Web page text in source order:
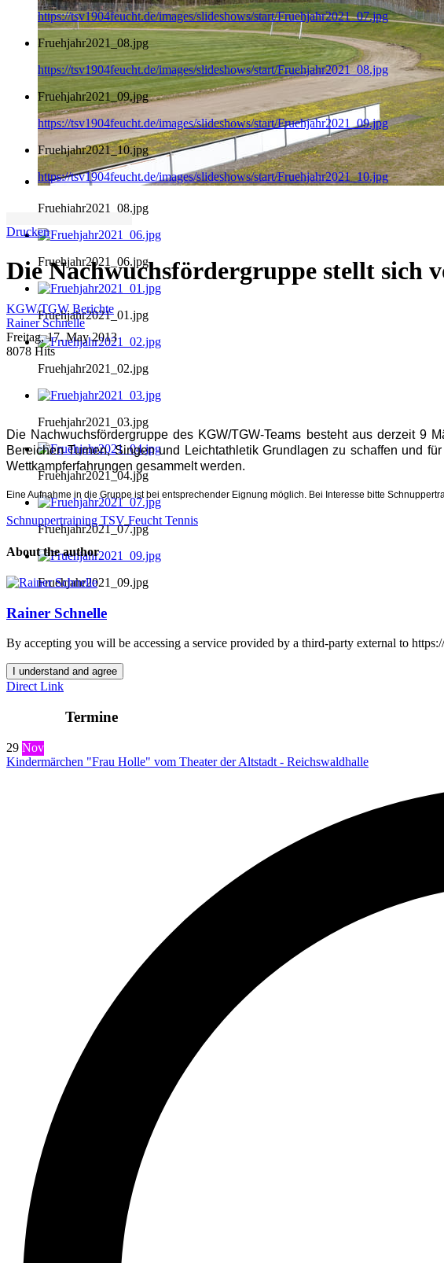
Fruehjahr2021_08.jpg
Fruehjahr2021_06.jpg
Fruehjahr2021_01.jpg
Fruehjahr2021_02.jpg
Fruehjahr2021_03.jpg
Fruehjahr2021_04.jpg
Fruehjahr2021_07.jpg
Fruehjahr2021_09.jpg
https://tsv1904feucht.de/images/slideshows/start/Fruehjahr2021_07.jpg
Fruehjahr2021_08.jpg
https://tsv1904feucht.de/images/slideshows/start/Fruehjahr2021_08.jpg
Fruehjahr2021_09.jpg
https://tsv1904feucht.de/images/slideshows/start/Fruehjahr2021_09.jpg
Fruehjahr2021_10.jpg
https://tsv1904feucht.de/images/slideshows/start/Fruehjahr2021_10.jpg
Drucken
Die Nachwuchsfördergruppe stellt sich
KGW/TGW Berichte
Rainer Schnelle
Freitag, 17. May 2013
8078 Hits
Die Nachwuchsfördergruppe des KGW/TGW-Teams besteht aus derzeit
Bereichen Turnen, Singen und Leichtathletik Grundlagen zu schaffen und
Wettkampferfahrungen gesammelt werden.
Eine Aufnahme in die Gruppe ist bei entsprechender Eignung möglich. Bei Interesse bitte
Schnuppertraining TSV Feucht Tennis
About the author
Rainer Schnelle
By accepting you will be accessing a service provided by a third-party external to
I understand and agree
Direct Link
Termine
29 Nov
Kindermärchen "Frau Holle" vom Theater der Altstadt - Reichswaldhalle